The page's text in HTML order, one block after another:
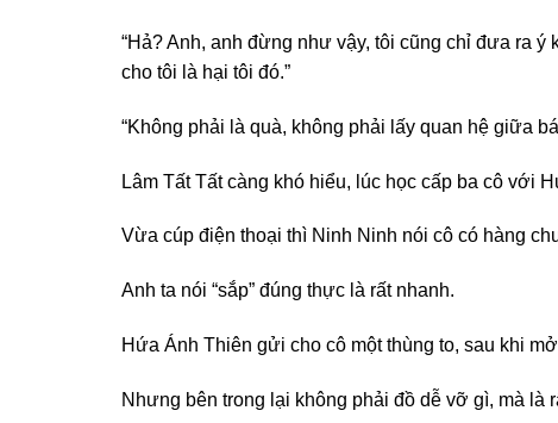
“Hả? Anh, anh đừng như vậy, tôi cũng chỉ đưa ra
cho tôi là hại tôi đó.”
“Không phải là quà, không phải lấy quan hệ giữa
Lâm Tất Tất càng khó hiểu, lúc học cấp ba cô với
Vừa cúp điện thoại thì Ninh Ninh nói cô có hàng
Anh ta nói “sắp” đúng thực là rất nhanh.
Hứa Ánh Thiên gửi cho cô một thùng to, sau khi
Nhưng bên trong lại không phải đồ dễ vỡ gì, mà là